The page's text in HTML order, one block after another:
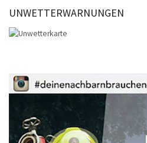
UNWETTERWARNUNGEN